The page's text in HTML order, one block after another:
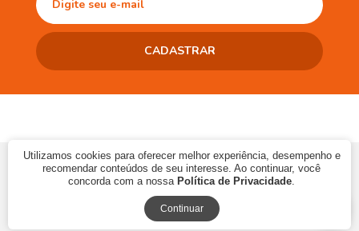
© 2017 CAMINHO DA LEITURA LTDA | CNPJ: 10.868.273/0001-06 | Ins.
Estadual: 90483286-33
Utilizamos cookies para oferecer melhor experiência, desempenho e
recomendar conteúdos de seu interesse. Ao continuar, você
concorda com a nossa Política de Privacidade.
Continuar